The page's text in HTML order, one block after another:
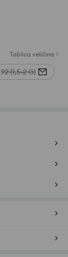
Tablica veličina
92 (1,5-2 G)